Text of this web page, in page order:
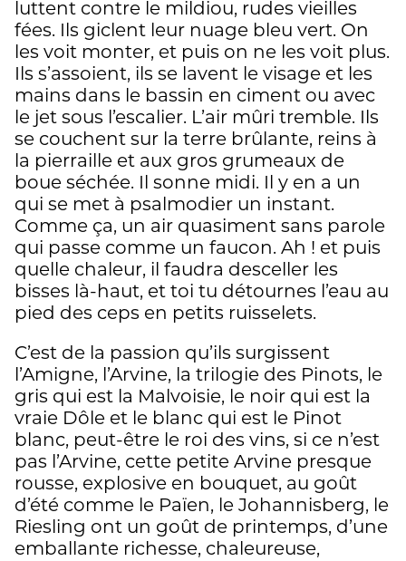
luttent contre le mildiou, rudes vieilles
fées. Ils giclent leur nuage bleu vert. On
les voit monter, et puis on ne les voit plus.
Ils s’assoient, ils se lavent le visage et les
mains dans le bassin en ciment ou avec
le jet sous l’escalier. L’air mûri tremble. Ils
se couchent sur la terre brûlante, reins à
la pierraille et aux gros grumeaux de
boue séchée. Il sonne midi. Il y en a un
qui se met à psalmodier un instant.
Comme ça, un air quasiment sans parole
qui passe comme un faucon. Ah ! et puis
quelle chaleur, il faudra desceller les
bisses là-haut, et toi tu détournes l’eau au
pied des ceps en petits ruisselets.
C’est de la passion qu’ils surgissent
l’Amigne, l’Arvine, la trilogie des Pinots, le
gris qui est la Malvoisie, le noir qui est la
vraie Dôle et le blanc qui est le Pinot
blanc, peut-être le roi des vins, si ce n’est
pas l’Arvine, cette petite Arvine presque
rousse, explosive en bouquet, au goût
d’été comme le Païen, le Johannisberg, le
Riesling ont un goût de printemps, d’une
emballante richesse, chaleureuse,